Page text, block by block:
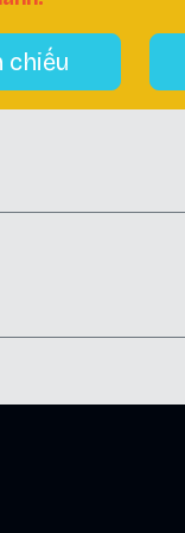
chiếu